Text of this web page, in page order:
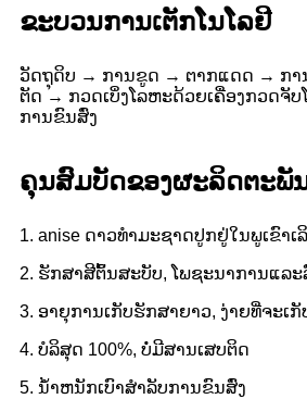
ຂະບວນການເຕັກໂນໂລຢີ
ວັດຖຸດິບ → ການຂູດ → ຕາກແດດ → ກາ
ຕັດ → ກວດເບິ່ງໂລຫະດ້ວຍເຄື່ອງກວດ
ການຂົນສົ່ງ
ຄຸນສົມບັດຂອງຜະລິດຕະພັ
1. anise ດາວທໍາມະຊາດປູກຢູ່ໃນພູເຂົາເ
2. ຮັກສາສີຕົ້ນສະບັບ, ໂພຊະນາການແລ
3. ອາຍຸການເກັບຮັກສາຍາວ, ງ່າຍທີ່ຈະເ
4. ບໍລິສຸດ 100%, ບໍ່ມີສານເສບຕິດ
5. ນ້ໍາຫນັກເບົາສໍາລັບການຂົນສົ່ງ